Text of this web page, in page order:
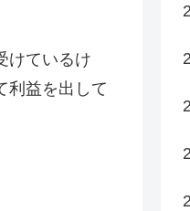
けているけ
利益を出して